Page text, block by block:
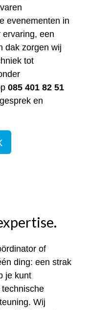
evenementen in
ervaring, een
dak zorgen wij
tot
085 401 82 51
en
of
ding: een strak
je kunt
Wij